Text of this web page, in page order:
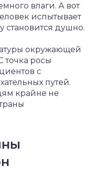
влаги. А вот
испытывает
душно.
окружающей
точка росы
с
путей.
крайне не